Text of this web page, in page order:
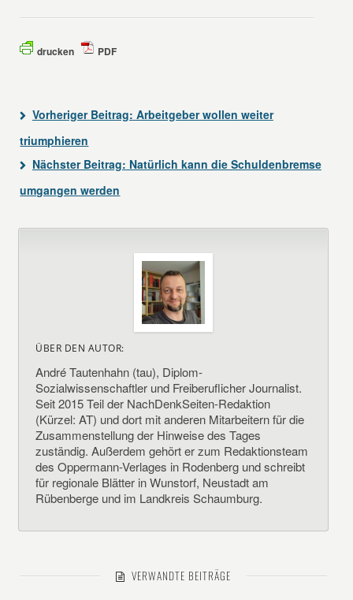
drucken PDF
Vorheriger Beitrag: Arbeitgeber wollen weiter
triumphieren
Nächster Beitrag: Natürlich kann die Schuldenbremse
umgangen werden
ÜBER DEN AUTOR:
André Tautenhahn (tau), Diplom-
Sozialwissenschaftler und Freiberuflicher Journalist.
Seit 2015 Teil der NachDenkSeiten-Redaktion
(Kürzel: AT) und dort mit anderen Mitarbeitern für die
Zusammenstellung der Hinweise des Tages
zuständig. Außerdem gehört er zum Redaktionsteam
des Oppermann-Verlages in Rodenberg und schreibt
für regionale Blätter in Wunstorf, Neustadt am
Rübenberge und im Landkreis Schaumburg.
VERWANDTE BEITRÄGE